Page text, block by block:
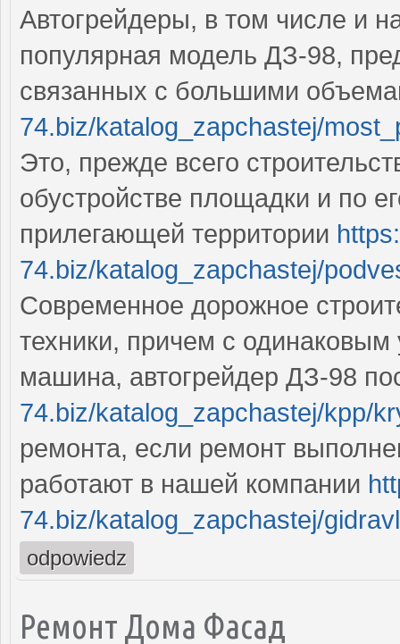
Автогрейдеры, в том числе и
популярная модель ДЗ-98,
связанных с большими
74.biz/katalog_zapchastej/
Это, прежде всего
обустройстве площадки и по
прилегающей территории
74.biz/katalog_zapchastej/
Современное дорожное
техники, причем с
машина, автогрейдер ДЗ-98
74.biz/katalog_zapchastej/kpp/
ремонта, если ремонт
работают в нашей компании
74.biz/katalog_zapchastej/
odpowiedz
Ремонт Дома Фасад